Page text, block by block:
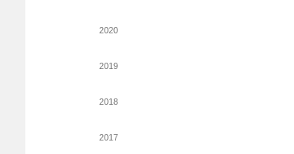
2020
2019
2018
2017